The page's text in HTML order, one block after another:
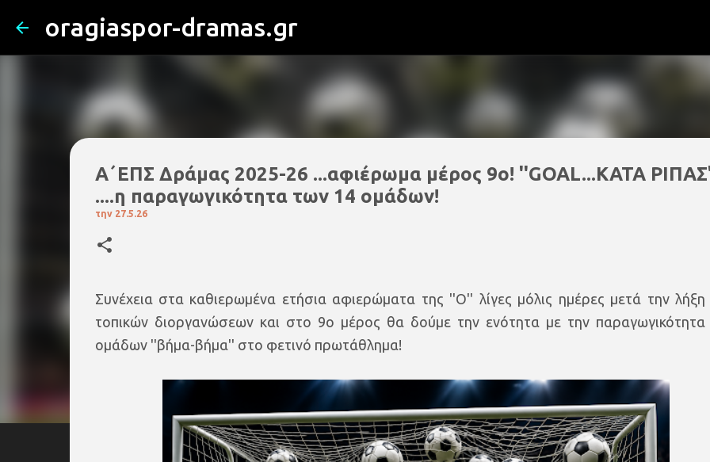
oragiaspor-dramas.gr
Α΄ΕΠΣ Δράμας 2025-26 ...αφιέρωμα μέρος 9ο! ''GOAL...ΚΑΤΑ
....η παραγωγικότητα των 14 ομάδων!
την 27.5.26
Συνέχεια στα καθιερωμένα ετήσια αφιερώματα της ''Ο'' λίγες μόλις ημέρες μετά την
τοπικών διοργανώσεων και στο 9ο μέρος θα δούμε την ενότητα με την
ομάδων ''βήμα-βήμα'' στο φετινό πρωτάθλημα!